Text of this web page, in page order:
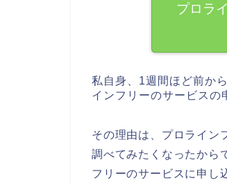
プロラ
私自身、1週間ほど前か
インフリーのサービスの
その理由は、プロライン
調べてみたくなったから
フリーのサービスに申し